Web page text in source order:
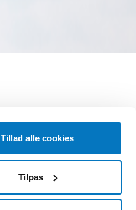
Tillad alle cookies
Tilpas